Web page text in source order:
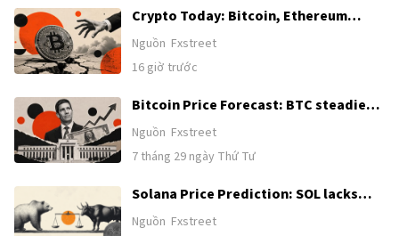
Crypto Today: Bitcoin, Ethereum
advance while XRP lags amid US-Iran
deal optimism
Nguồn Fxstreet
16 giờ trước
Bitcoin Price Forecast: BTC steadies
above key support as Fed rate
decision looms
Nguồn Fxstreet
7 tháng 29 ngày Thứ Tư
Solana Price Prediction: SOL lacks
directional move amid weak demand
Nguồn Fxstreet